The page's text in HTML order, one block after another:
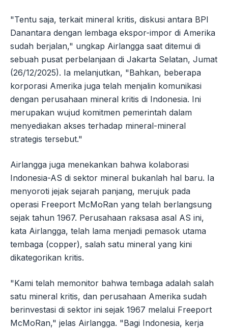
"Tentu saja, terkait mineral kritis, diskusi antara BPI
Danantara dengan lembaga ekspor-impor di Amerika
sudah berjalan," ungkap Airlangga saat ditemui di
sebuah pusat perbelanjaan di Jakarta Selatan, Jumat
(26/12/2025). Ia melanjutkan, "Bahkan, beberapa
korporasi Amerika juga telah menjalin komunikasi
dengan perusahaan mineral kritis di Indonesia. Ini
merupakan wujud komitmen pemerintah dalam
menyediakan akses terhadap mineral-mineral
strategis tersebut."
Airlangga juga menekankan bahwa kolaborasi
Indonesia-AS di sektor mineral bukanlah hal baru. Ia
menyoroti jejak sejarah panjang, merujuk pada
operasi Freeport McMoRan yang telah berlangsung
sejak tahun 1967. Perusahaan raksasa asal AS ini,
kata Airlangga, telah lama menjadi pemasok utama
tembaga (copper), salah satu mineral yang kini
dikategorikan kritis.
"Kami telah memonitor bahwa tembaga adalah salah
satu mineral kritis, dan perusahaan Amerika sudah
berinvestasi di sektor ini sejak 1967 melalui Freeport
McMoRan," jelas Airlangga. "Bagi Indonesia, kerja